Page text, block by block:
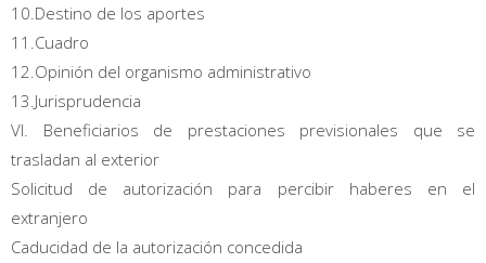
10.Destino de los aportes
11.Cuadro
12.Opinión del organismo administrativo
13.Jurisprudencia
VI. Beneficiarios de prestaciones previsionales que se
trasladan al exterior
Solicitud de autorización para percibir haberes en el
extranjero
Caducidad de la autorización concedida